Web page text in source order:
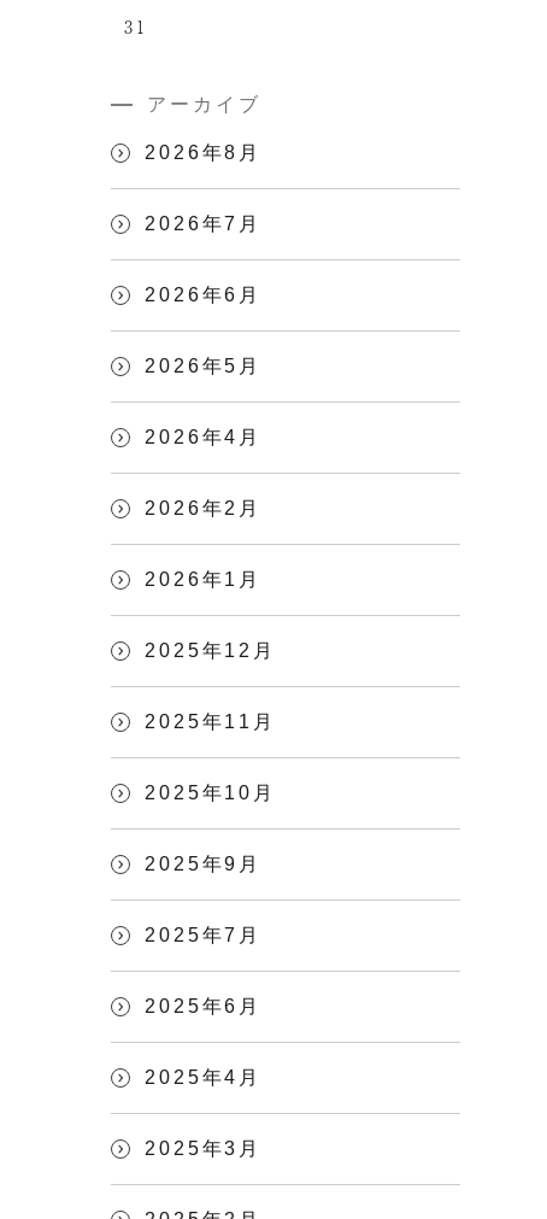
31
アーカイブ
2026年8月
2026年7月
2026年6月
2026年5月
2026年4月
2026年2月
2026年1月
2025年12月
2025年11月
2025年10月
2025年9月
2025年7月
2025年6月
2025年4月
2025年3月